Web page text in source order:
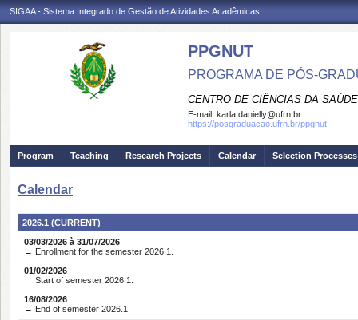
SIGAA - Sistema Integrado de Gestão de Atividades Acadêmicas
PPGNUT
PROGRAMA DE PÓS-
CENTRO DE CIÊNCIAS DA SAÚDE
E-mail: karla.danielly@ufrn.br
https://posgraduacao.ufrn.br/ppgnut
Program Teaching Research Projects Calendar Selection Processes
Calendar
2026.1 (CURRENT)
03/03/2026 à 31/07/2026
→ Enrollment for the semester 2026.1.
01/02/2026
→ Start of semester 2026.1.
16/08/2026
→ End of semester 2026.1.